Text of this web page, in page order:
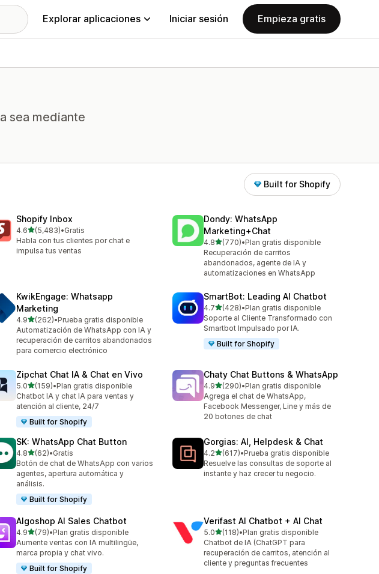
Explorar aplicaciones Iniciar sesión Empieza gratis
sea mediante
Built for Shopify
Shopify Inbox
4.6de 5 estrellas
(5,483)
5483 reseñas en total
•Gratis
Habla con tus clientes por chat e
impulsa tus ventas
Dondy: WhatsApp
Marketing+Chat
4.8de 5 estrellas
(770)
770 reseñas en total
•Plan gratis disponible
Recuperación de carritos
abandonados, agente de IA y
automatizaciones en WhatsApp
KwikEngage: Whatsapp
Marketing
4.9de 5 estrellas
(262)
262 reseñas en total
•Prueba gratis disponible
Automatización de WhatsApp con IA y
recuperación de carritos abandonados
para comercio electrónico
SmartBot: Leading AI Chatbot
4.7de 5 estrellas
(428)
428 reseñas en total
•Plan gratis disponible
Soporte al Cliente Transformado con
Smartbot Impulsado por IA.
Built for Shopify
Zipchat Chat IA & Chat en Vivo
5.0de 5 estrellas
(159)
159 reseñas en total
•Plan gratis disponible
Chatbot IA y chat IA para ventas y
atención al cliente, 24/7
Built for Shopify
Chaty Chat Buttons & WhatsApp
4.9de 5 estrellas
(290)
290 reseñas en total
•Plan gratis disponible
Agrega el chat de WhatsApp,
Facebook Messenger, Line y más de
20 botones de chat
SK: WhatsApp Chat Button
4.8de 5 estrellas
(62)
62 reseñas en total
•Gratis
Botón de chat de WhatsApp con varios
agentes, apertura automática y
análisis.
Built for Shopify
Gorgias: AI, Helpdesk & Chat
4.2de 5 estrellas
(617)
617 reseñas en total
•Prueba gratis disponible
Resuelve las consultas de soporte al
instante y haz crecer tu negocio.
Algoshop AI Sales Chatbot
4.9de 5 estrellas
(79)
79 reseñas en total
•Plan gratis disponible
Aumente ventas con IA multilingüe,
marca propia y chat vivo.
Built for Shopify
Verifast AI Chatbot + AI Chat
5.0de 5 estrellas
(118)
118 reseñas en total
•Plan gratis disponible
Chatbot de IA (ChatGPT para
recuperación de carritos, atención al
cliente y preguntas frecuentes